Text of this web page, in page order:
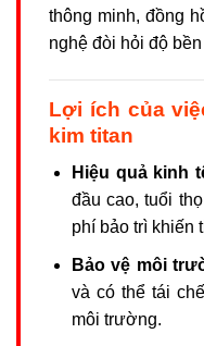
thông minh, đồng
nghệ đòi hỏi độ
Lợi ích của
kim titan
Hiệu quả kinh
đầu cao, tuổi
phí bảo trì khiến
Bảo vệ môi
và có thể tái
môi trường.